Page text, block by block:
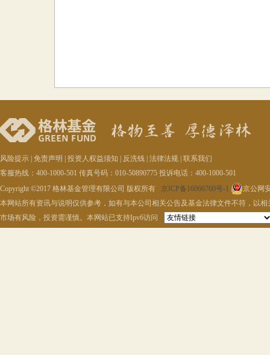
风险提示 免责声明 投资人权益须知 反洗钱 法律法规 联系我们
客服热线：400-1000-501 传真号码：010-50890775 投诉电话：400-1000-501
Copyright ©2017 格林基金管理有限公司 版权所有 京ICP备16066760号-1
京公网
本网站所有资讯与说明仅供参考，如有与本公司相关公告及基金法律文件不符，以
市场有风险，投资需谨慎。本网站已支持Ipv6访问